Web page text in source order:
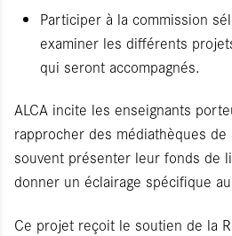
Participer à la commission
examiner les différents
qui seront accompagnés.
ALCA incite les enseignants
rapprocher des médiathèques
souvent présenter leur fonds de
donner un éclairage spécifique
Ce projet reçoit le soutien de la